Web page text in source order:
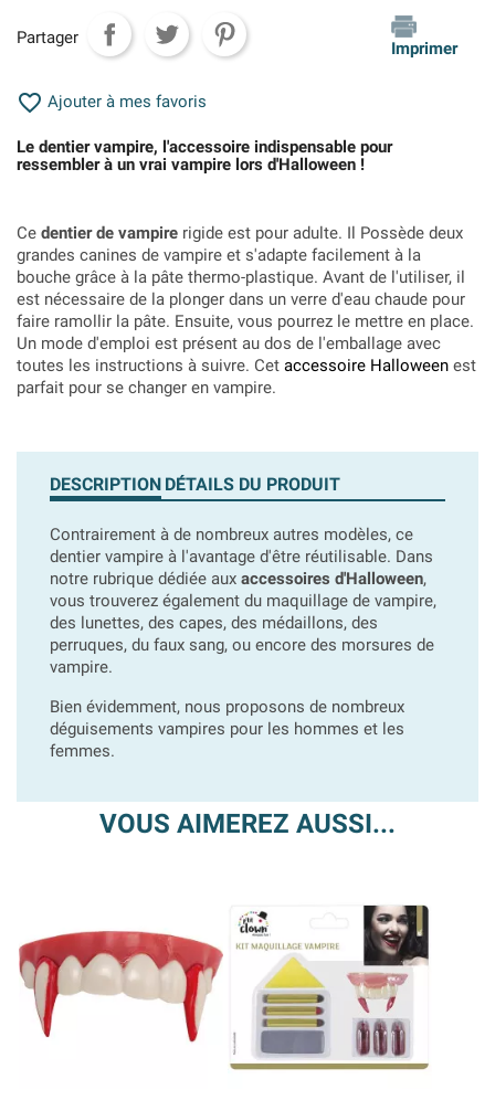
Partager
Imprimer
 Ajouter à mes favoris
Le dentier vampire, l'accessoire indispensable pour
ressembler à un vrai vampire lors d'Halloween !
Ce dentier de vampire rigide est pour adulte. Il Possède deux
grandes canines de vampire et s'adapte facilement à la
bouche grâce à la pâte thermo-plastique. Avant de l'utiliser, il
est nécessaire de la plonger dans un verre d'eau chaude pour
faire ramollir la pâte. Ensuite, vous pourrez le mettre en place.
Un mode d'emploi est présent au dos de l'emballage avec
toutes les instructions à suivre. Cet accessoire Halloween est
parfait pour se changer en vampire.
DESCRIPTION DÉTAILS DU PRODUIT
Contrairement à de nombreux autres modèles, ce
dentier vampire à l'avantage d'être réutilisable. Dans
notre rubrique dédiée aux accessoires d'Halloween,
vous trouverez également du maquillage de vampire,
des lunettes, des capes, des médaillons, des
perruques, du faux sang, ou encore des morsures de
vampire.
Bien évidemment, nous proposons de nombreux
déguisements vampires pour les hommes et les
femmes.
VOUS AIMEREZ AUSSI...